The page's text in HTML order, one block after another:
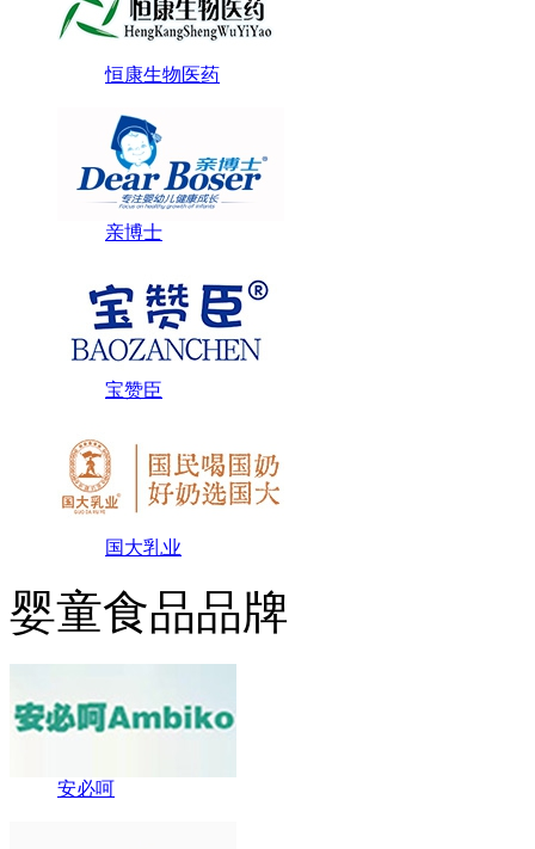
恒康生物医药
亲博士
宝赞臣
国大乳业
婴童食品品牌
安必呵